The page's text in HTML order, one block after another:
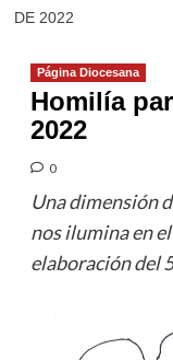
DE 2022
Página Diocesana
Homilía
2022
0
Una dimensión
nos ilumina en
elaboración del